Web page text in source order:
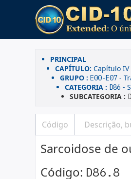
PRINCIPAL
CAPÍTULO: Capítulo
GRUPO : E00-E07 -
CATEGORIA : D86 -
SUBCATEGORIA :
Sarcoidose de
Código: D86.8